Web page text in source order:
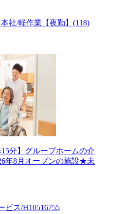
社/軽作業【夜勤】(118)
15分】グループホームの介
年8月オープンの施設★未
ビス/H10516755